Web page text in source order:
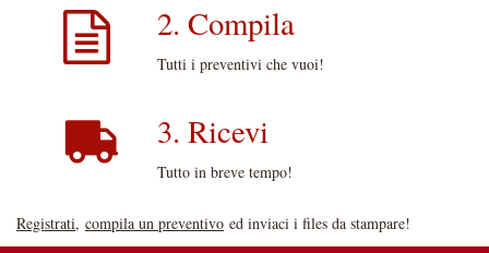
2. Compila
Tutti i preventivi che vuoi!
3. Ricevi
Tutto in breve tempo!
Registrati, compila un preventivo ed inviaci i files da stampare!